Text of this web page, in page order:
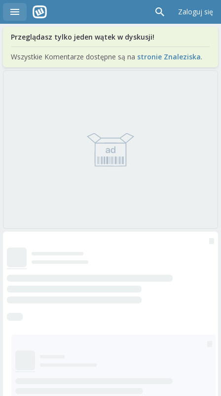
Zaloguj się
Przeglądasz tylko jeden wątek w dyskusji!
Wszystkie Komentarze dostępne są na stronie Znaleziska.